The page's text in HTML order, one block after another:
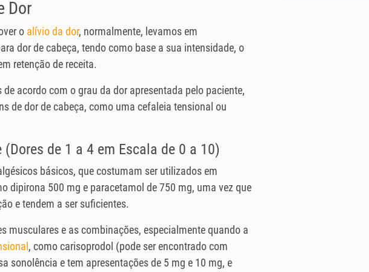
Dor
o alívio da dor, normalmente, levamos em
dor de cabeça, tendo como base a sua intensidade, o
retenção de receita.
acordo com o grau da dor apresentada pelo paciente,
de dor de cabeça, como uma cefaleia tensional ou
de 1 a 4 em Escala de 0 a 10)
básicos, que costumam ser utilizados em
dipirona 500 mg e paracetamol de 750 mg, uma vez que
e tendem a ser suficientes.
musculares e as combinações, especialmente quando a
, como carisoprodol (pode ser encontrado com
sonolência e tem apresentações de 5 mg e 10 mg, e